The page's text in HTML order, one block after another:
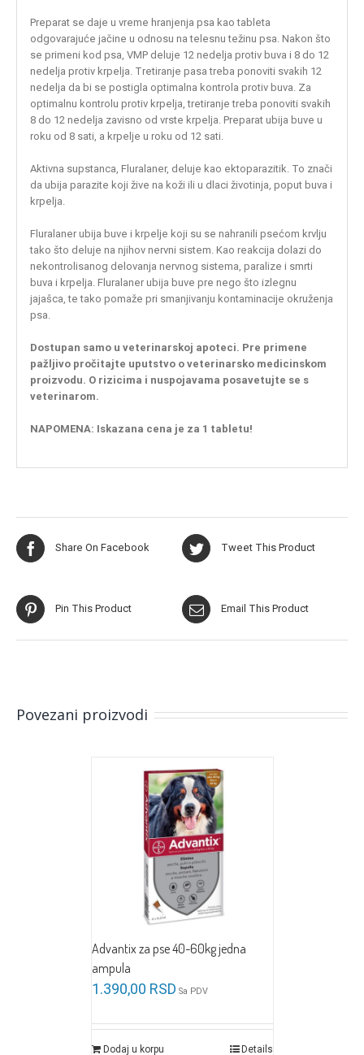
Preparat se daje u vreme hranjenja psa kao tableta
odgovarajuće jačine u odnosu na telesnu težinu psa. Nakon što
se primeni kod psa, VMP deluje 12 nedelja protiv buva i 8 do 12
nedelja protiv krpelja. Tretiranje pasa treba ponoviti svakih 12
nedelja da bi se postigla optimalna kontrola protiv buva. Za
optimalnu kontrolu protiv krpelja, tretiranje treba ponoviti svakih
8 do 12 nedelja zavisno od vrste krpelja. Preparat ubija buve u
roku od 8 sati, a krpelje u roku od 12 sati.
Aktivna supstanca, Fluralaner, deluje kao ektoparazitik. To znači
da ubija parazite koji žive na koži ili u dlaci životinja, poput buva i
krpelja.
Fluralaner ubija buve i krpelje koji su se nahranili psećom krvlju
tako što deluje na njihov nervni sistem. Kao reakcija dolazi do
nekontrolisanog delovanja nervnog sistema, paralize i smrti
buva i krpelja. Fluralaner ubija buve pre nego što izlegnu
jajašca, te tako pomaže pri smanjivanju kontaminacije okruženja
psa.
Dostupan samo u veterinarskoj apoteci. Pre primene
pažljivo pročitajte uputstvo o veterinarsko medicinskom
proizvodu. O rizicima i nuspojavama posavetujte se s
veterinarom.
NAPOMENA: Iskazana cena je za 1 tabletu!
Share On Facebook Tweet This Product
Pin This Product Email This Product
Povezani proizvodi
Advantix za pse 40-60kg jedna
ampula
1.390,00 RSD Sa PDV
Dodaj u korpu Details